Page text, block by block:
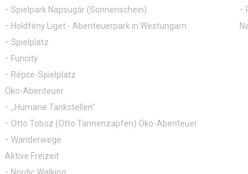
Sportpark und Animation
Erlebnis, Abenteuer
Kristallturm
Spielpark Napsugár (Sonnenschein)
Holdfény Liget - Abenteuerpark in Westungarn
Spielplatz
Funcity
Répce-Spielplatz
Öko-Abenteuer
,,Humane Tankstellen"
Ottó Toboz (Otto Tannenzapfen) Öko-Abenteuer